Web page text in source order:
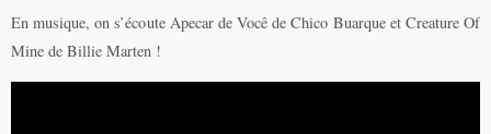
En musique, on s’écoute Apecar de Você de Chico Buarque et Creature Of
Mine de Billie Marten !